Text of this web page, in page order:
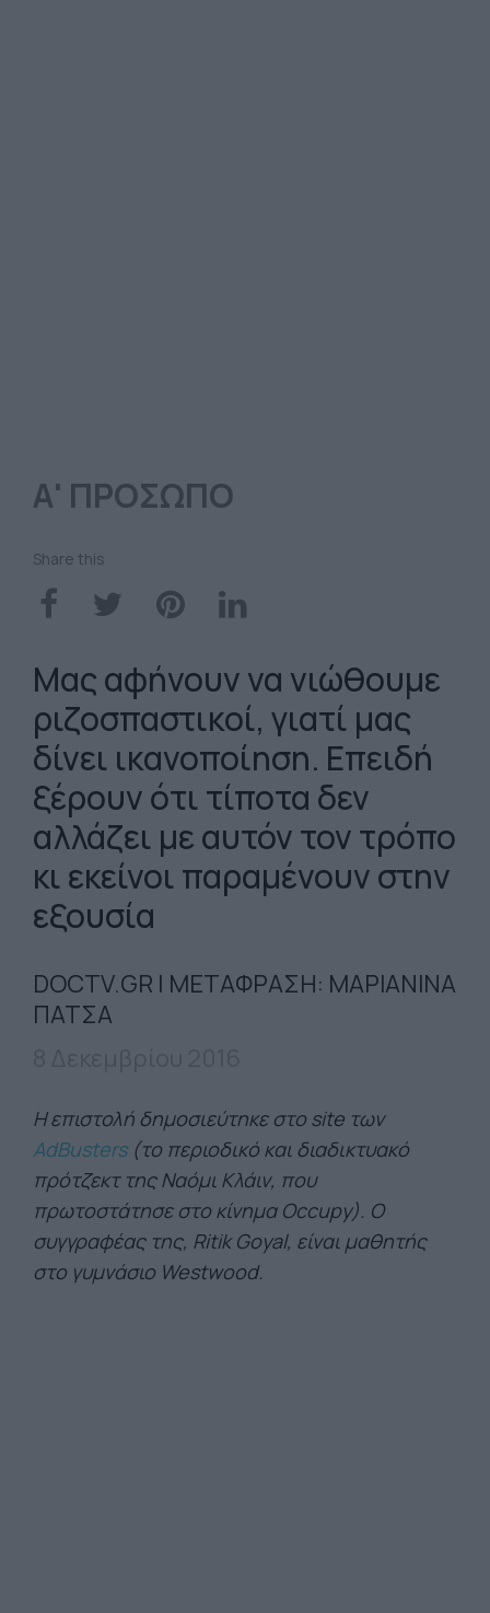
Α' ΠΡΟΣΩΠΟ
Share this
Μας αφήνουν να νιώθουμε
ριζοσπαστικοί, γιατί μας
δίνει ικανοποίηση. Επειδή
ξέρουν ότι τίποτα δεν
αλλάζει με αυτόν τον τρόπο
κι εκείνοι παραμένουν στην
εξουσία
DOCTV.GR | ΜΕΤΑΦΡΑΣΗ: ΜΑΡΙΑΝΙΝΑ
ΠΑΤΣΑ
Η επιστολή δημοσιεύτηκε στο site των
AdBusters(το περιοδικό και διαδικτυακό
πρότζεκτ της Ναόμι Κλάιν, που
πρωτοστάτησε στο κίνημα Occupy). Ο
συγγραφέας της, Ritik Goyal, είναι μαθητής
στο γυμνάσιο Westwood.